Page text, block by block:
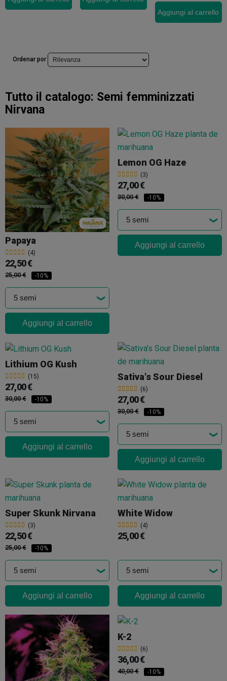
Aggiungi al carrello
Ordenar por
Tutto il catalogo: Semi femminizzati
Nirvana
Papaya
(4)
22,50 €
25,00 € -10%
Aggiungi al carrello
Lemon OG Haze
(3)
27,00 €
30,00 € -10%
Aggiungi al carrello
Lithium OG Kush
(15)
27,00 €
30,00 € -10%
Aggiungi al carrello
Sativa's Sour Diesel
(6)
27,00 €
30,00 € -10%
Aggiungi al carrello
Super Skunk Nirvana
(3)
22,50 €
25,00 € -10%
Aggiungi al carrello
White Widow
(4)
25,00 €
Aggiungi al carrello
K-2
(6)
36,00 €
40,00 € -10%